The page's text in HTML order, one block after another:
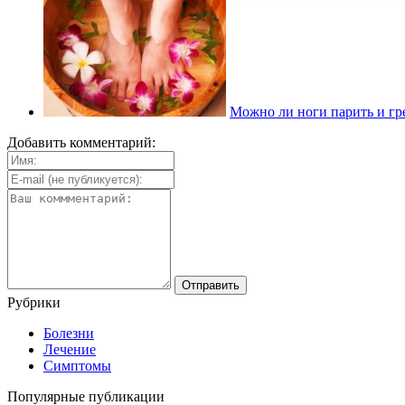
Можно ли ноги парить и
Добавить комментарий:
Рубрики
Болезни
Лечение
Симптомы
Популярные публикации